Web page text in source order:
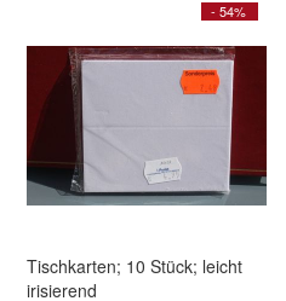
- 54%
Tischkarten; 10 Stück; leicht
irisierend